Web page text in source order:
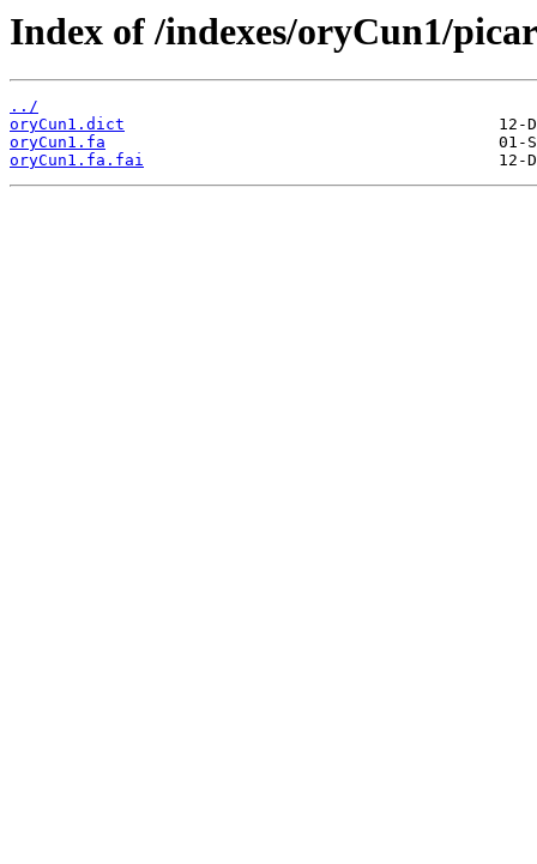
Index of /indexes/oryCun1/
../
oryCun1.dict
oryCun1.fa
oryCun1.fa.fai